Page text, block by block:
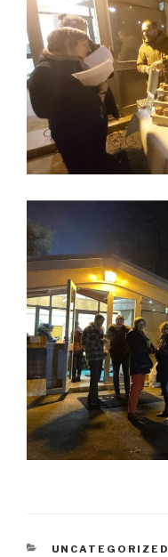
CATEGORIES
UNCATEGORIZED